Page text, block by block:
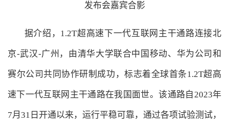
发布会嘉宾合影
据介绍，1.2T超高速下一代互联网主干通路连接北
京-武汉-广州，由清华大学联合中国移动、华为公司和
赛尔公司共同协作研制成功，标志着全球首条1.2T超高
速下一代互联网主干通路在我国面世。该通路自2023年
7月31日开通以来，运行平稳可靠，通过各项试验测试，